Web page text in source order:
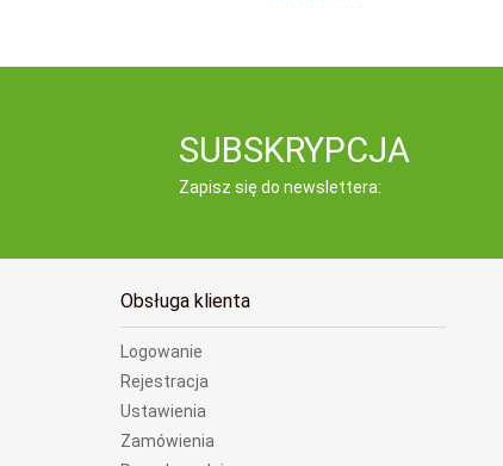
SUBSKRYPCJA
Zapisz się do newslettera:
Obsługa klienta
Logowanie
Rejestracja
Ustawienia
Zamówienia